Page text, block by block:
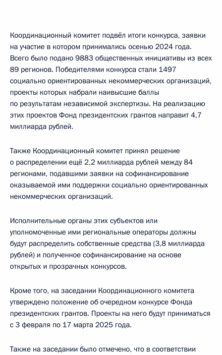
Координационный комитет подвёл итоги конкурса, заявки
на участие в котором принимались осенью 2024 года.
Всего было подано 9883 общественных инициативы из всех
89 регионов. Победителями конкурса стали 1497
социально ориентированных некоммерческих организаций,
проекты которых набрали наивысшие баллы
по результатам независимой экспертизы. На реализацию
этих проектов Фонд президентских грантов направит 4,7
миллиарда рублей.
Также Координационный комитет принял решение
о распределении ещё 2,2 миллиарда рублей между 84
регионами, подавшими заявки на софинансирование
оказываемой ими поддержки социально ориентированных
некоммерческих организаций.
Исполнительные органы этих субъектов или
уполномоченные ими региональные операторы должны
будут распределить собственные средства (3,8 миллиарда
рублей) и полученное софинансирование на основе
открытых и прозрачных конкурсов.
Кроме того, на заседании Координационного комитета
утверждено положение об очередном конкурсе Фонда
президентских грантов. Проекты на него будут приниматься
с 3 февраля по 17 марта 2025 года.
Также на заседании было отмечено, что в соответствии